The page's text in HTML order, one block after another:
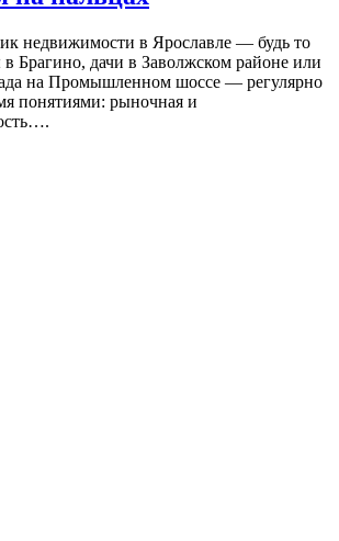
недвижимости в Ярославле — будь то
в Брагино, дачи в Заволжском районе или
на Промышленном шоссе — регулярно
понятиями: рыночная и